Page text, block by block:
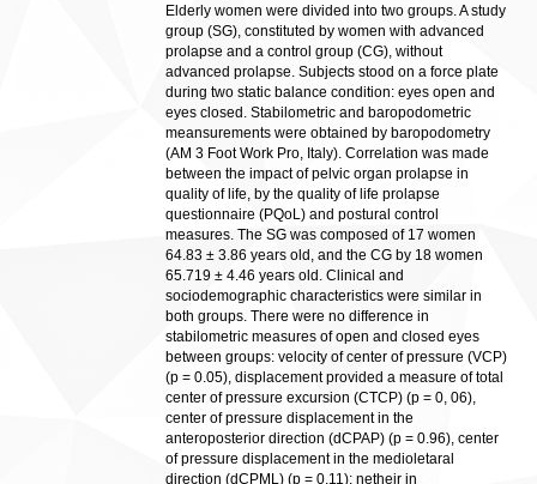
Elderly women were divided into two groups. A study
group (SG), constituted by women with advanced
prolapse and a control group (CG), without
advanced prolapse. Subjects stood on a force plate
during two static balance condition: eyes open and
eyes closed. Stabilometric and baropodometric
meansurements were obtained by baropodometry
(AM 3 Foot Work Pro, Italy). Correlation was made
between the impact of pelvic organ prolapse in
quality of life, by the quality of life prolapse
questionnaire (PQoL) and postural control
measures. The SG was composed of 17 women
64.83 ± 3.86 years old, and the CG by 18 women
65.719 ± 4.46 years old. Clinical and
sociodemographic characteristics were similar in
both groups. There were no difference in
stabilometric measures of open and closed eyes
between groups: velocity of center of pressure (VCP)
(p = 0.05), displacement provided a measure of total
center of pressure excursion (CTCP) (p = 0, 06),
center of pressure displacement in the
anteroposterior direction (dCPAP) (p = 0.96), center
of pressure displacement in the medioletaral
direction (dCPML) (p = 0.11); netheir in